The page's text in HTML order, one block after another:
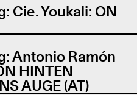
Cie. Youkali: ON
Antonio Ramón
HINTEN
AUGE (AT)